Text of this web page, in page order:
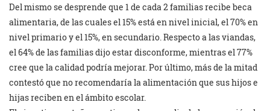
Del mismo se desprende que 1 de cada 2 familias recibe beca
alimentaria, de las cuales el 15% está en nivel inicial, el 70% en
nivel primario y el 15%, en secundario. Respecto a las viandas,
el 64% de las familias dijo estar disconforme, mientras el 77%
cree que la calidad podría mejorar. Por último, más de la mitad
contestó que no recomendaría la alimentación que sus hijos e
hijas reciben en el ámbito escolar.